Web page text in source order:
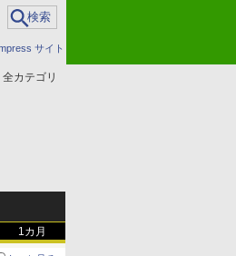
サイト
全カテゴリ
1カ月